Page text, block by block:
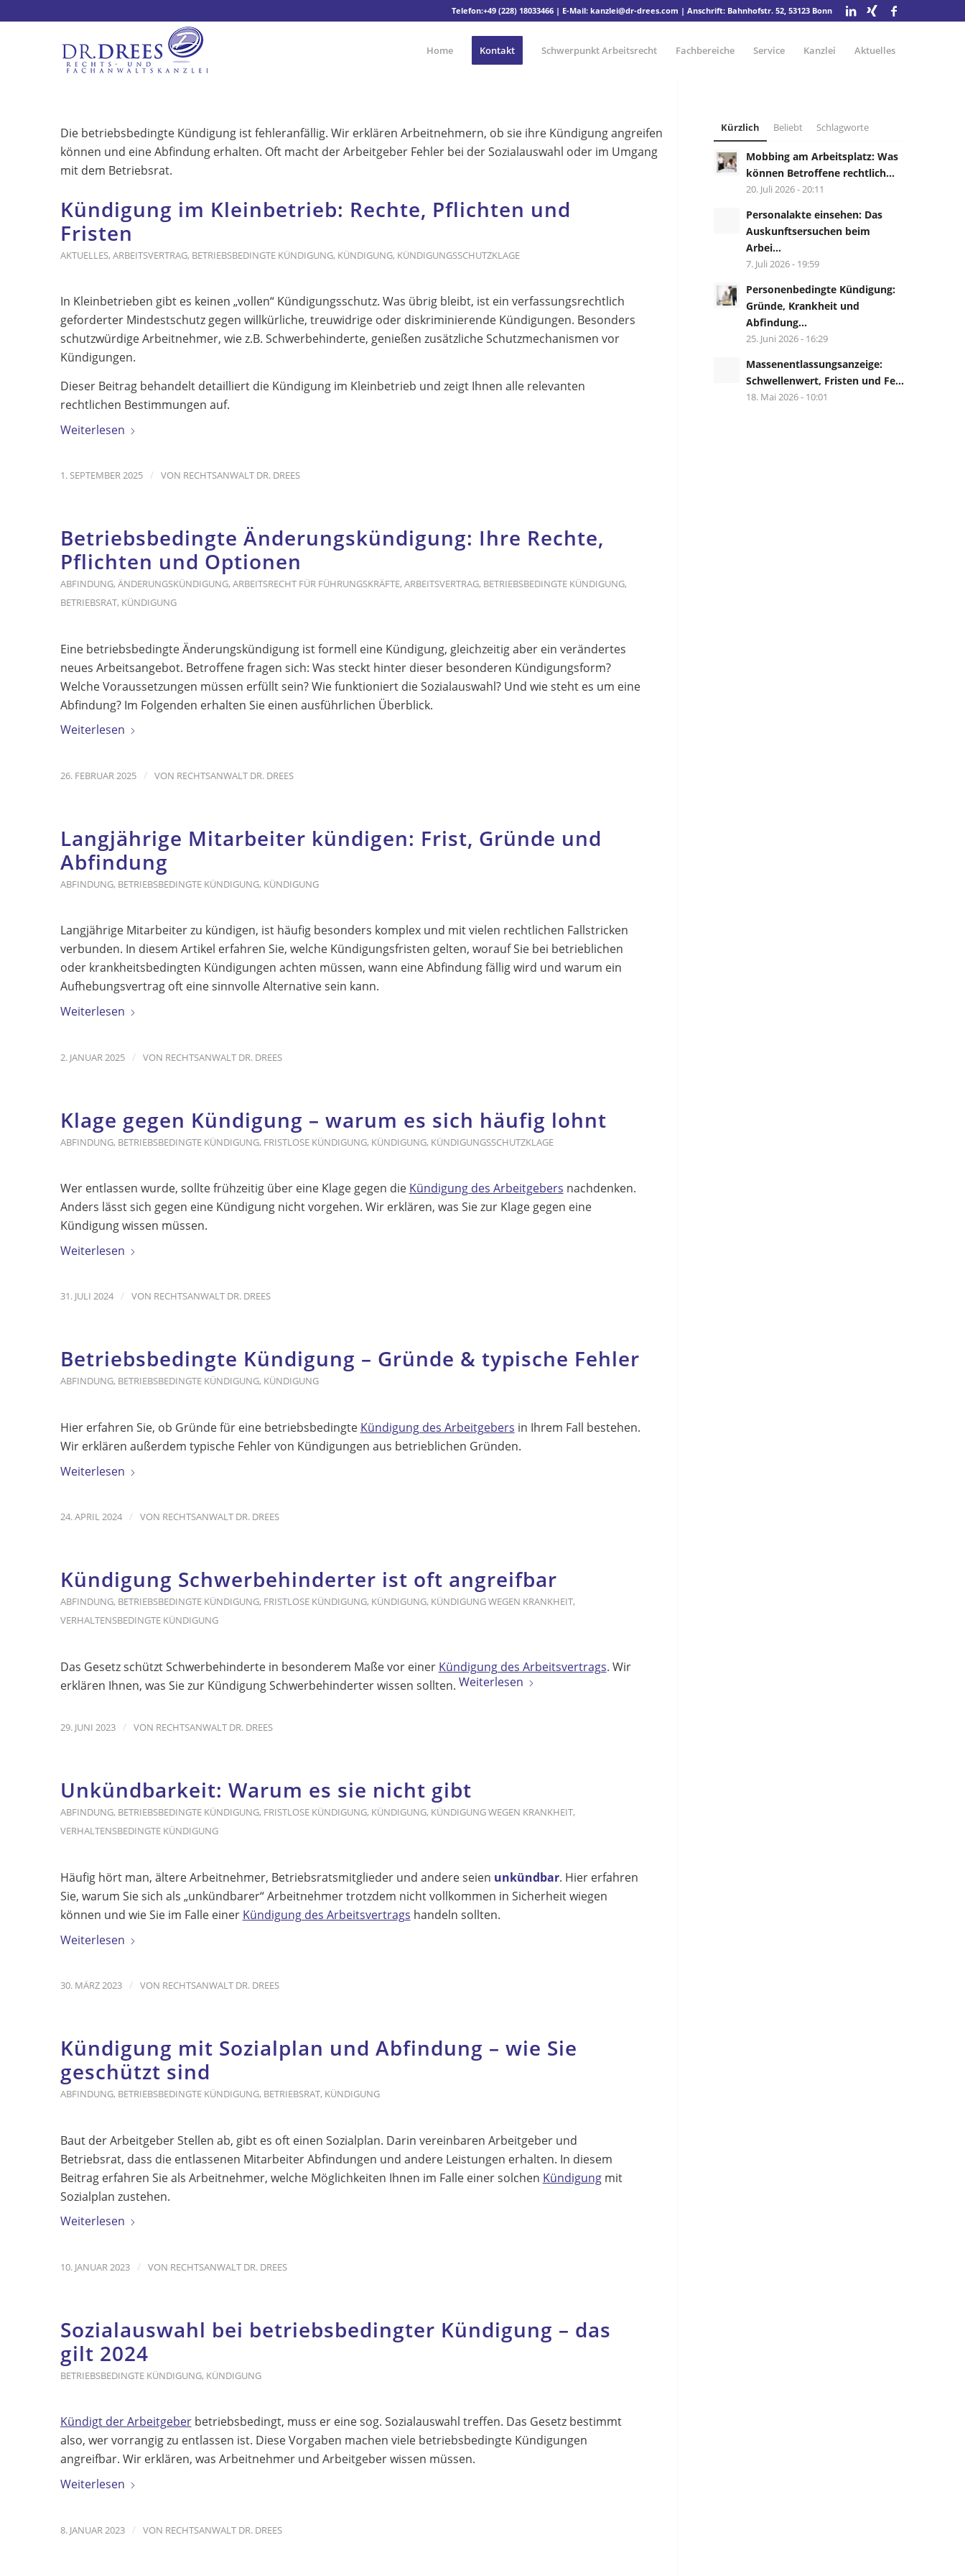
Telefon:+49 (228) 18033466 | E-Mail:kanzlei@dr-drees.com | Anschrift: Bahnhofstr. 52, 53123 Bonn
Home Kontakt Schwerpunkt Arbeitsrecht Fachbereiche Service Kanzlei Aktuelles
Die betriebsbedingte Kündigung ist fehleranfällig. Wir erklären Arbeitnehmern, ob sie ihre Kündigung angreifen
können und eine Abfindung erhalten. Oft macht der Arbeitgeber Fehler bei der Sozialauswahl oder im Umgang
mit dem Betriebsrat.
Kündigung im Kleinbetrieb: Rechte, Pflichten und
Fristen
AKTUELLES, ARBEITSVERTRAG, BETRIEBSBEDINGTE KÜNDIGUNG, KÜNDIGUNG, KÜNDIGUNGSSCHUTZKLAGE
In Kleinbetrieben gibt es keinen „vollen“ Kündigungsschutz. Was übrig bleibt, ist ein verfassungsrechtlich
geforderter Mindestschutz gegen willkürliche, treuwidrige oder diskriminierende Kündigungen. Besonders
schutzwürdige Arbeitnehmer, wie z.B. Schwerbehinderte, genießen zusätzliche Schutzmechanismen vor
Kündigungen.
Dieser Beitrag behandelt detailliert die Kündigung im Kleinbetrieb und zeigt Ihnen alle relevanten
rechtlichen Bestimmungen auf.
Weiterlesen
1. SEPTEMBER 2025 / VON RECHTSANWALT DR. DREES
Betriebsbedingte Änderungskündigung: Ihre Rechte,
Pflichten und Optionen
ABFINDUNG, ÄNDERUNGSKÜNDIGUNG, ARBEITSRECHT FÜR FÜHRUNGSKRÄFTE, ARBEITSVERTRAG, BETRIEBSBEDINGTE KÜNDIGUNG,
BETRIEBSRAT, KÜNDIGUNG
Eine betriebsbedingte Änderungskündigung ist formell eine Kündigung, gleichzeitig aber ein verändertes
neues Arbeitsangebot. Betroffene fragen sich: Was steckt hinter dieser besonderen Kündigungsform?
Welche Voraussetzungen müssen erfüllt sein? Wie funktioniert die Sozialauswahl? Und wie steht es um eine
Abfindung? Im Folgenden erhalten Sie einen ausführlichen Überblick.
Weiterlesen
26. FEBRUAR 2025 / VON RECHTSANWALT DR. DREES
Langjährige Mitarbeiter kündigen: Frist, Gründe und
Abfindung
ABFINDUNG, BETRIEBSBEDINGTE KÜNDIGUNG, KÜNDIGUNG
Langjährige Mitarbeiter zu kündigen, ist häufig besonders komplex und mit vielen rechtlichen Fallstricken
verbunden. In diesem Artikel erfahren Sie, welche Kündigungsfristen gelten, worauf Sie bei betrieblichen
oder krankheitsbedingten Kündigungen achten müssen, wann eine Abfindung fällig wird und warum ein
Aufhebungsvertrag oft eine sinnvolle Alternative sein kann.
Weiterlesen
2. JANUAR 2025 / VON RECHTSANWALT DR. DREES
Klage gegen Kündigung – warum es sich häufig lohnt
ABFINDUNG, BETRIEBSBEDINGTE KÜNDIGUNG, FRISTLOSE KÜNDIGUNG, KÜNDIGUNG, KÜNDIGUNGSSCHUTZKLAGE
Wer entlassen wurde, sollte frühzeitig über eine Klage gegen die Kündigung des Arbeitgebers nachdenken.
Anders lässt sich gegen eine Kündigung nicht vorgehen. Wir erklären, was Sie zur Klage gegen eine
Kündigung wissen müssen.
Weiterlesen
31. JULI 2024 / VON RECHTSANWALT DR. DREES
Betriebsbedingte Kündigung – Gründe & typische Fehler
ABFINDUNG, BETRIEBSBEDINGTE KÜNDIGUNG, KÜNDIGUNG
Hier erfahren Sie, ob Gründe für eine betriebsbedingte Kündigung des Arbeitgebers in Ihrem Fall bestehen.
Wir erklären außerdem typische Fehler von Kündigungen aus betrieblichen Gründen.
Weiterlesen
24. APRIL 2024 / VON RECHTSANWALT DR. DREES
Kündigung Schwerbehinderter ist oft angreifbar
ABFINDUNG, BETRIEBSBEDINGTE KÜNDIGUNG, FRISTLOSE KÜNDIGUNG, KÜNDIGUNG, KÜNDIGUNG WEGEN KRANKHEIT,
VERHALTENSBEDINGTE KÜNDIGUNG
Das Gesetz schützt Schwerbehinderte in besonderem Maße vor einer Kündigung des Arbeitsvertrags. Wir
erklären Ihnen, was Sie zur Kündigung Schwerbehinderter wissen sollten. Weiterlesen
29. JUNI 2023 / VON RECHTSANWALT DR. DREES
Unkündbarkeit: Warum es sie nicht gibt
ABFINDUNG, BETRIEBSBEDINGTE KÜNDIGUNG, FRISTLOSE KÜNDIGUNG, KÜNDIGUNG, KÜNDIGUNG WEGEN KRANKHEIT,
VERHALTENSBEDINGTE KÜNDIGUNG
Häufig hört man, ältere Arbeitnehmer, Betriebsratsmitglieder und andere seien unkündbar. Hier erfahren
Sie, warum Sie sich als „unkündbarer“ Arbeitnehmer trotzdem nicht vollkommen in Sicherheit wiegen
können und wie Sie im Falle einer Kündigung des Arbeitsvertrags handeln sollten.
Weiterlesen
30. MÄRZ 2023 / VON RECHTSANWALT DR. DREES
Kündigung mit Sozialplan und Abfindung – wie Sie
geschützt sind
ABFINDUNG, BETRIEBSBEDINGTE KÜNDIGUNG, BETRIEBSRAT, KÜNDIGUNG
Baut der Arbeitgeber Stellen ab, gibt es oft einen Sozialplan. Darin vereinbaren Arbeitgeber und
Betriebsrat, dass die entlassenen Mitarbeiter Abfindungen und andere Leistungen erhalten. In diesem
Beitrag erfahren Sie als Arbeitnehmer, welche Möglichkeiten Ihnen im Falle einer solchen Kündigungmit
Sozialplan zustehen.
Weiterlesen
10. JANUAR 2023 / VON RECHTSANWALT DR. DREES
Sozialauswahl bei betriebsbedingter Kündigung – das
gilt 2024
BETRIEBSBEDINGTE KÜNDIGUNG, KÜNDIGUNG
Kündigt der Arbeitgeberbetriebsbedingt, muss er eine sog. Sozialauswahl treffen. Das Gesetz bestimmt
also, wer vorrangig zu entlassen ist. Diese Vorgaben machen viele betriebsbedingte Kündigungen
angreifbar. Wir erklären, was Arbeitnehmer und Arbeitgeber wissen müssen.
Weiterlesen
8. JANUAR 2023 / VON RECHTSANWALT DR. DREES
Kürzlich Beliebt Schlagworte
Mobbing am Arbeitsplatz: Was
können Betroffene rechtlich...
20. Juli 2026 - 20:11
Personalakte einsehen: Das
Auskunftsersuchen beim
Arbei...
7. Juli 2026 - 19:59
Personenbedingte Kündigung:
Gründe, Krankheit und
Abfindung...
25. Juni 2026 - 16:29
Massenentlassungsanzeige:
Schwellenwert, Fristen und Fe...
18. Mai 2026 - 10:01